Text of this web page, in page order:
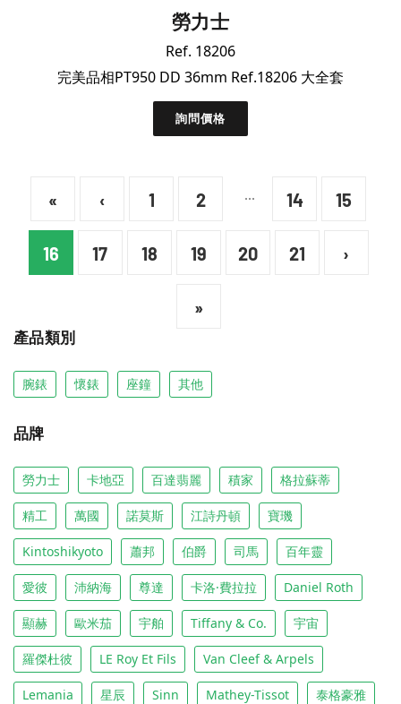
勞力士
Ref. 18206
完美品相PT950 DD 36mm Ref.18206 大全套
詢問價格
« ‹ 1 2 ... 14 15
16 17 18 19 20 21 ›
»
產品類別
腕錶 懷錶 座鐘 其他
品牌
勞力士 卡地亞 百達翡麗 積家 格拉蘇蒂
精工 萬國 諾莫斯 江詩丹頓 寶璣
Kintoshikyoto 蕭邦 伯爵 司馬 百年靈
愛彼 沛納海 尊達 卡洛·費拉拉 Daniel Roth
顯赫 歐米茄 宇舶 Tiffany & Co. 宇宙
羅傑杜彼 LE Roy Et Fils Van Cleef & Arpels
Lemania 星辰 Sinn Mathey-Tissot 泰格豪雅